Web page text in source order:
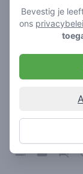
Coffeeshop
5/ 5
Coffeeshop in
Bevestig je
ons